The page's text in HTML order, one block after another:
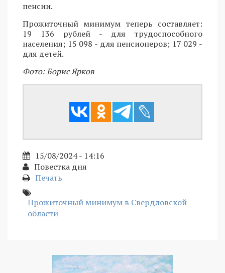
пенсии.
Прожиточный минимум теперь составляет:
19 136 рублей - для трудоспособного
населения; 15 098 - для пенсионеров; 17 029 -
для детей.
Фото: Борис Ярков
15/08/2024 - 14:16
Повестка дня
Печать
Прожиточный минимум в Свердловской
области